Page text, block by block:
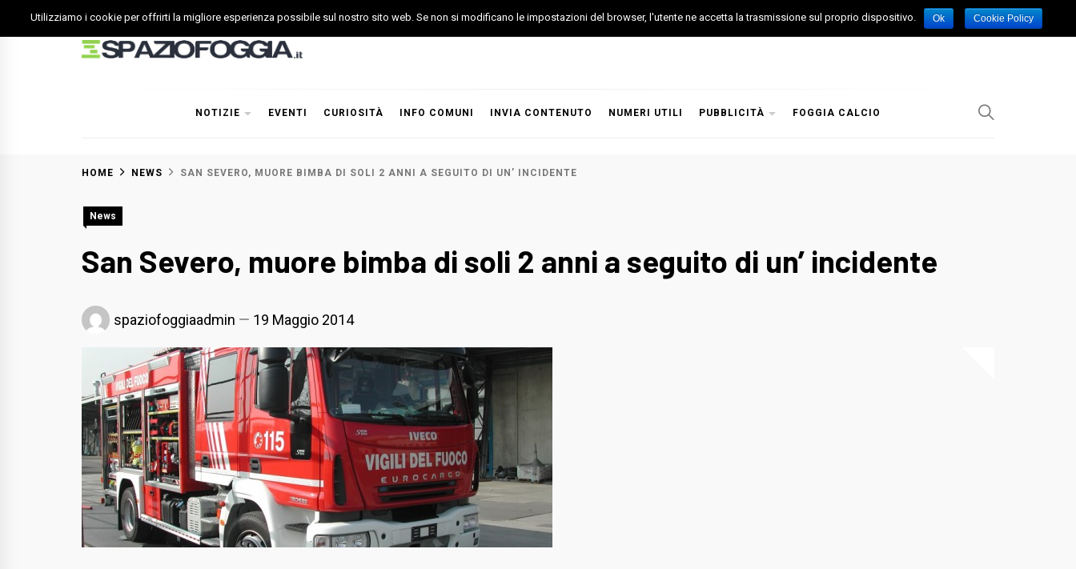
to
NOTIZIE EVENTI CURIOSITÀ INFO COMUNI INVIA CONTENUTO NUMERI UTILI PUBBLICITÀ FOGGIA CALCIO
HOME NEWS SAN SEVERO, MUORE BIMBA DI SOLI 2 ANNI A SEGUITO DI UN’ INCIDENTE
News
San Severo, muore bimba di soli 2 anni a seguito di un’ incidente
spaziofoggiaadmin 19 Maggio 2014
Utilizziamo i cookie per offrirti la migliore esperienza possibile sul nostro sito web. Se non si modificano le impostazioni del browser, l'utente ne accetta la trasmissione sul proprio dispositivo. Ok Cookie Policy